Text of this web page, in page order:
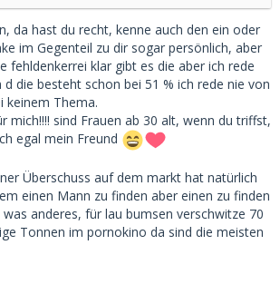
auch ziemlich naiv und nervig sein
nicht immer gut aussehen lassen.
dass der Großteil aller Frauen
mit 30 oder 40 noch einen Mann oder
ist ein Fakt.
attraktiv sind, klappt es auch mit 70
will aber nur 18-Jährige“ hättest du dir
können, Kollege.
da hast du recht, kenne auch den ein oder
im Gegenteil zu dir sogar persönlich, aber
fehldenkerrei klar gibt es die aber ich rede
die besteht schon bei 51 % ich rede nie von
keinem Thema.
mich!!!! sind Frauen ab 30 alt, wenn du triffst,
egal mein Freund
Überschuss auf dem markt hat natürlich
einen Mann zu finden aber einen zu finden
anderes, für lau bumsen verschwitze 70
Tonnen im pornokino da sind die meisten